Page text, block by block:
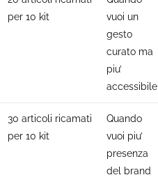
per 10 kit
vuoi un
gesto
curato ma
piu’
accessibile
30 articoli ricamati
per 10 kit
Quando
vuoi piu’
presenza
del brand